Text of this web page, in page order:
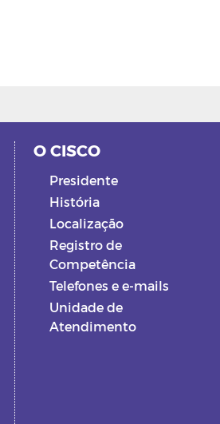
O CISCO
Presidente
História
Localização
Registro de
Competência
Telefones e e-mails
Unidade de
Atendimento